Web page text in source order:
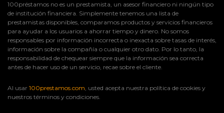
100préstamos no es un prestamista, un asesor financiero ni ningún tipo
de institución financiera. Simplemente tenemos una lista de
prestamistas disponibles, comparamos productos y servicios financieros
para ayudar a los usuarios a ahorrar tiempo y dinero. No somos
responsables por información incorrecta o inexacta sobre tasas de interés,
información sobre la compañía o cualquier otro dato. Por lo tanto, la
responsabilidad de chequear siempre que la información sea correcta
antes de hacer uso de un servicio, recae sobre el cliente.
Al usar 100prestamos.com, usted acepta nuestra política de cookies y
nuestros términos y condiciones.